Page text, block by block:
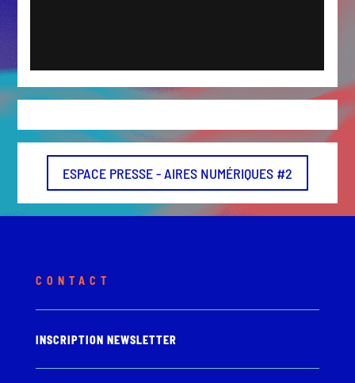
ESPACE PRESSE - AIRES NUMÉRIQUES #2
CONTACT
INSCRIPTION NEWSLETTER